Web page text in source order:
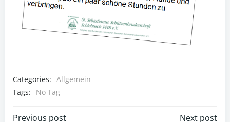
Categories: Allgemein
Tags:
No Tag
Previous post Next post